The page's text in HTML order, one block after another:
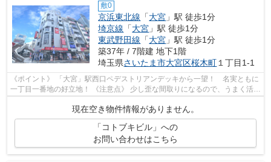
敷0
京浜東北線 「大宮 」駅 徒歩1分
埼京線 「大宮 」駅 徒歩1分
東武野田線 「大宮 」駅 徒歩1分
築37年 / 7階建 地下1階
埼玉県さいたま市大宮区桜木町 １丁目1-1
《ポイント》 「大宮」駅西口ペデストリアンデッキから一望！ 名実ともに
一丁目一番地の好立地！ 《注意点》 少し歪な間取りになるので、うまく活か
せるレイアウトが求められます
現在空き物件情報がありません。
「コトブキビル」への
お問い合わせはこちら